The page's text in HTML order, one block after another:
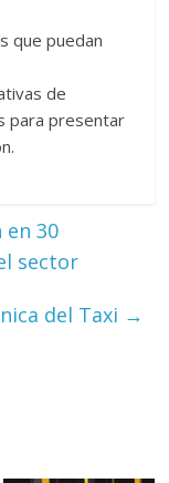
que puedan
de
para presentar
30
sector
del Taxi →